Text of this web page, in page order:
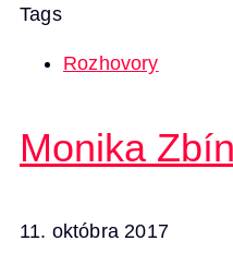
Tags
Rozhovory
Monika
11. októbra 2017